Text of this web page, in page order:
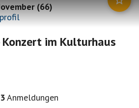
(66)
Konzert im Kulturhaus
3Anmeldungen